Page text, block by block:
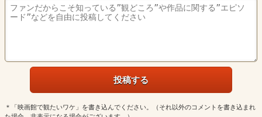
＊「映画館で観たいワケ」を書き込んでください。（それ以外のコメントを書き込まれ